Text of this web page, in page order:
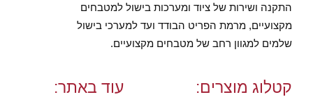
התקנה ושירות של ציוד ומערכות בישול למטבחים
מקצועיים, מרמת הפריט הבודד ועד למערכי בישול
שלמים למגוון רחב של מטבחים מקצועיים.
קטלוג מוצרים: עוד באתר: